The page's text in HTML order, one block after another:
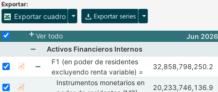
Exportar:
Exportar cuadro Opciones para exportar cuadroOpciones para exportar
Selecciona o desmarca todas las series
Ver todo Jun 2026
Mostrar elementos de Activos Financieros
Activos Financieros Internos
Seleccione sus series
Seleccionar serie F1 (en poder de residentes excluyendo renta
Mostrar gráfica de la serie F1 (en poder de
Mostrar elementos de F1 (en poder de
F1 (en poder de residentes
excluyendo renta variable) =
Observaciones de
Abr 2026May
32,858,798,250.2
Seleccionar serie Instrumentos monetarios en poder de residentes
Mostrar gráfica de la serie Instrumentos
Instrumentos monetarios en
Observaciones de
Abr 2026May
20,233,746,136.9